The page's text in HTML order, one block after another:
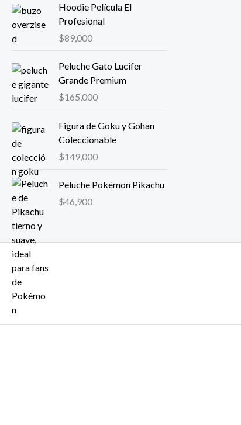
Hoodie Película El
Profesional
$89,000
Peluche Gato Lucifer
Grande Premium
$165,000
Figura de Goku y Gohan
Coleccionable
$149,000
Peluche Pokémon Pikachu
$46,900